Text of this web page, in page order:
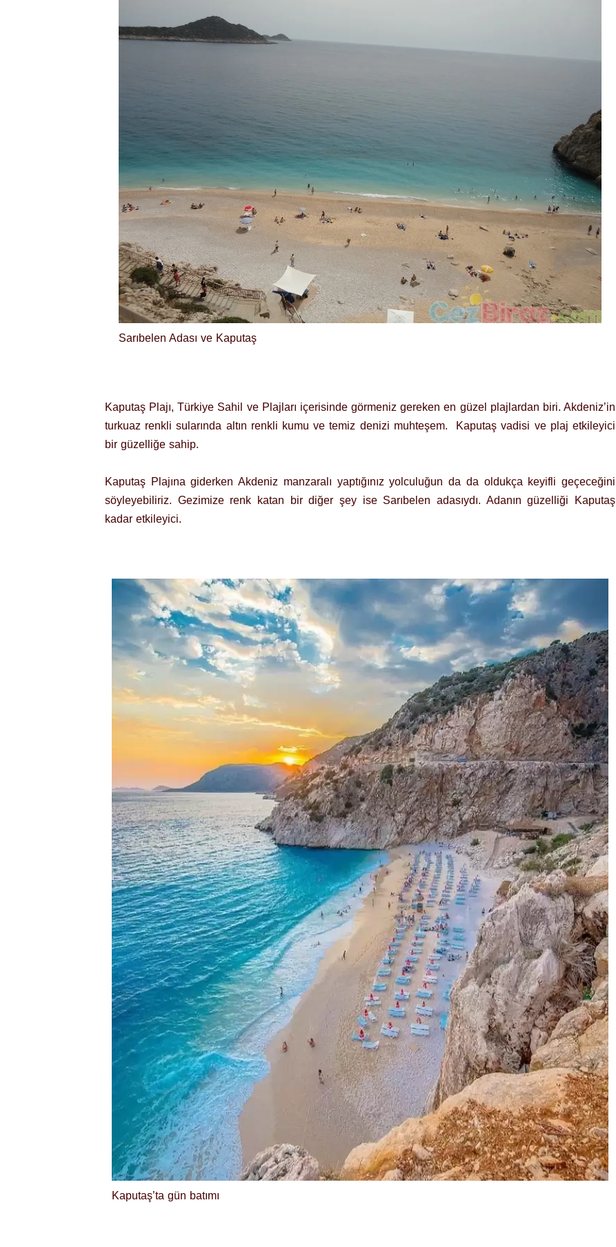
Sarıbelen Adası ve Kaputaş
Kaputaş Plajı, Türkiye Sahil ve Plajları içerisinde görmeniz gereken en güzel plajlardan biri. Akdeniz’in
turkuaz renkli sularında altın renkli kumu ve temiz denizi muhteşem. Kaputaş vadisi ve plaj etkileyici
bir güzelliğe sahip.
Kaputaş Plajına giderken Akdeniz manzaralı yaptığınız yolculuğun da da oldukça keyifli geçeceğini
söyleyebiliriz. Gezimize renk katan bir diğer şey ise Sarıbelen adasıydı. Adanın güzelliği Kaputaş
kadar etkileyici.
Kaputaş’ta gün batımı